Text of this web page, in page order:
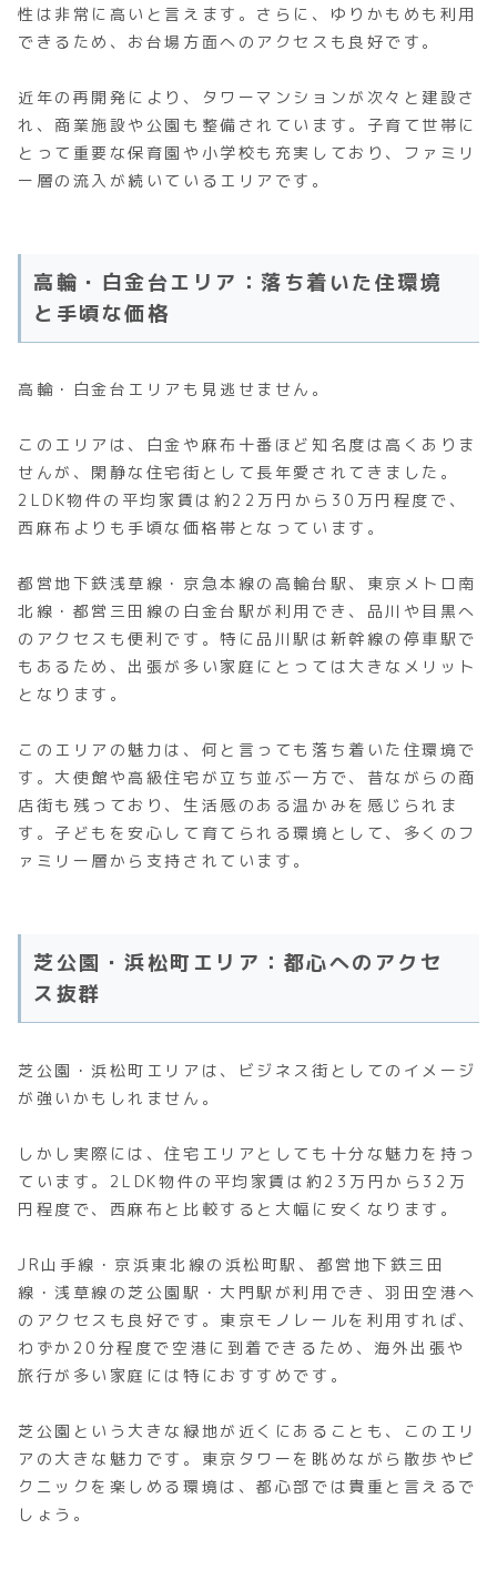
性は非常に高いと言えます。さらに、ゆりかもめも利用
できるため、お台場方面へのアクセスも良好です。
近年の再開発により、タワーマンションが次々と建設さ
れ、商業施設や公園も整備されています。子育て世帯に
とって重要な保育園や小学校も充実しており、ファミリ
ー層の流入が続いているエリアです。
高輪・白金台エリア：落ち着いた住環境
と手頃な価格
高輪・白金台エリアも見逃せません。
このエリアは、白金や麻布十番ほど知名度は高くありま
せんが、閑静な住宅街として長年愛されてきました。
2LDK物件の平均家賃は約22万円から30万円程度で、
西麻布よりも手頃な価格帯となっています。
都営地下鉄浅草線・京急本線の高輪台駅、東京メトロ南
北線・都営三田線の白金台駅が利用でき、品川や目黒へ
のアクセスも便利です。特に品川駅は新幹線の停車駅で
もあるため、出張が多い家庭にとっては大きなメリット
となります。
このエリアの魅力は、何と言っても落ち着いた住環境で
す。大使館や高級住宅が立ち並ぶ一方で、昔ながらの商
店街も残っており、生活感のある温かみを感じられま
す。子どもを安心して育てられる環境として、多くのフ
ァミリー層から支持されています。
芝公園・浜松町エリア：都心へのアクセ
ス抜群
芝公園・浜松町エリアは、ビジネス街としてのイメージ
が強いかもしれません。
しかし実際には、住宅エリアとしても十分な魅力を持っ
ています。2LDK物件の平均家賃は約23万円から32万
円程度で、西麻布と比較すると大幅に安くなります。
JR山手線・京浜東北線の浜松町駅、都営地下鉄三田
線・浅草線の芝公園駅・大門駅が利用でき、羽田空港へ
のアクセスも良好です。東京モノレールを利用すれば、
わずか20分程度で空港に到着できるため、海外出張や
旅行が多い家庭には特におすすめです。
芝公園という大きな緑地が近くにあることも、このエリ
アの大きな魅力です。東京タワーを眺めながら散歩やピ
クニックを楽しめる環境は、都心部では貴重と言えるで
しょう。